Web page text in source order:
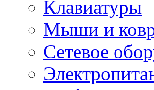
Клавиатуры
Мыши и
Сетевое